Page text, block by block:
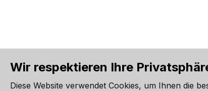
Alle Preise inkl.
Wir respektieren Ihre
Diese Website verwendet Cookies, um Ihnen die